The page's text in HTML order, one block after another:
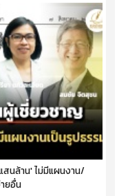
สนล้าน' ไม่มีแผนงาน/
ยอื่น